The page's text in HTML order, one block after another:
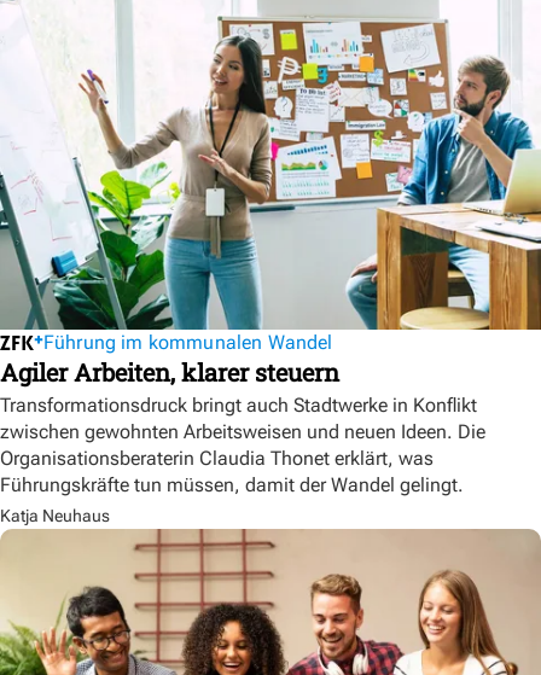
Führung im kommunalen Wandel
Agiler Arbeiten, klarer steuern
Transformationsdruck bringt auch Stadtwerke in Konflikt
zwischen gewohnten Arbeitsweisen und neuen Ideen. Die
Organisationsberaterin Claudia Thonet erklärt, was
Führungskräfte tun müssen, damit der Wandel gelingt.
Katja Neuhaus